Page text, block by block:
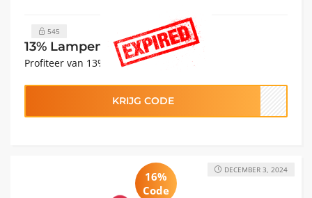
545
13% Lampen24 Kortingscode
Profiteer van 13% korting op Lampen24
KRIJG CODE
16%
Code
DECEMBER 3, 2024